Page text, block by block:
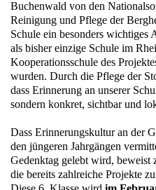
Buchenwald von den
Reinigung und Pflege der
Schule ein besonders wichtiges
als bisher einzige Schule im
Kooperationsschule des
wurden. Durch die Pflege der
dass Erinnerung an unserer
sondern konkret, sichtbar und
Dass Erinnerungskultur an der
den jüngeren Jahrgängen
Gedenktag gelebt wird, beweist
die bereits zahlreiche Projekte